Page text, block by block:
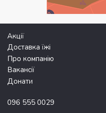
Акції
Доставка їжі
Про компанію
Вакансії
Донати
096 555 0029